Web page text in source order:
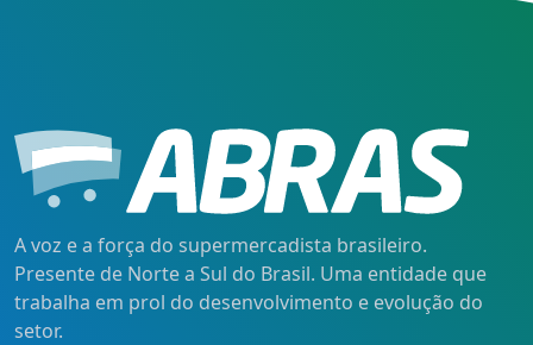
A voz e a força do supermercadista brasileiro.
Presente de Norte a Sul do Brasil. Uma entidade que
trabalha em prol do desenvolvimento e evolução do
setor.